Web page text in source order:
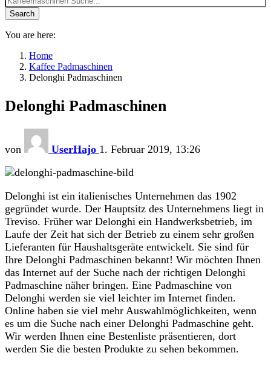
Search
You are here:
Home
Kaffee Padmaschinen
Delonghi Padmaschinen
Delonghi Padmaschinen
von UserHajo 1. Februar 2019, 13:26
Delonghi ist ein italienisches Unternehmen das 1902
gegründet wurde. Der Hauptsitz des Unternehmens liegt in
Treviso. Früher war Delonghi ein Handwerksbetrieb, im
Laufe der Zeit hat sich der Betrieb zu einem sehr großen
Lieferanten für Haushaltsgeräte entwickelt. Sie sind für
Ihre Delonghi Padmaschinen bekannt! Wir möchten Ihnen
das Internet auf der Suche nach der richtigen Delonghi
Padmaschine näher bringen. Eine Padmaschine von
Delonghi werden sie viel leichter im Internet finden.
Online haben sie viel mehr Auswahlmöglichkeiten, wenn
es um die Suche nach einer Delonghi Padmaschine geht.
Wir werden Ihnen eine Bestenliste präsentieren, dort
werden Sie die besten Produkte zu sehen bekommen.